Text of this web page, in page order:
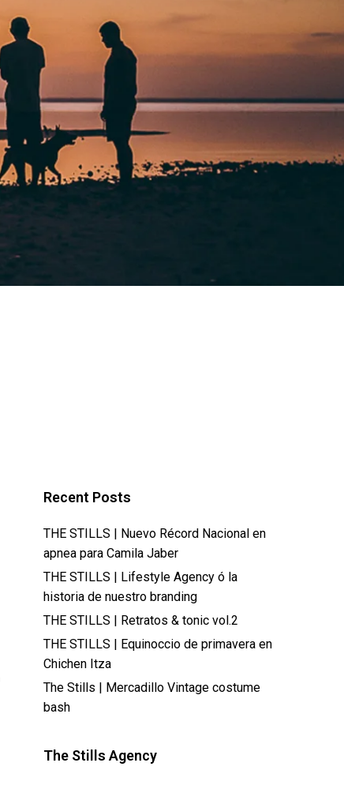
Recent Posts
THE STILLS | Nuevo Récord Nacional en
apnea para Camila Jaber
THE STILLS | Lifestyle Agency ó la
historia de nuestro branding
THE STILLS | Retratos & tonic vol.2
THE STILLS | Equinoccio de primavera en
Chichen Itza
The Stills | Mercadillo Vintage costume
bash
The Stills Agency